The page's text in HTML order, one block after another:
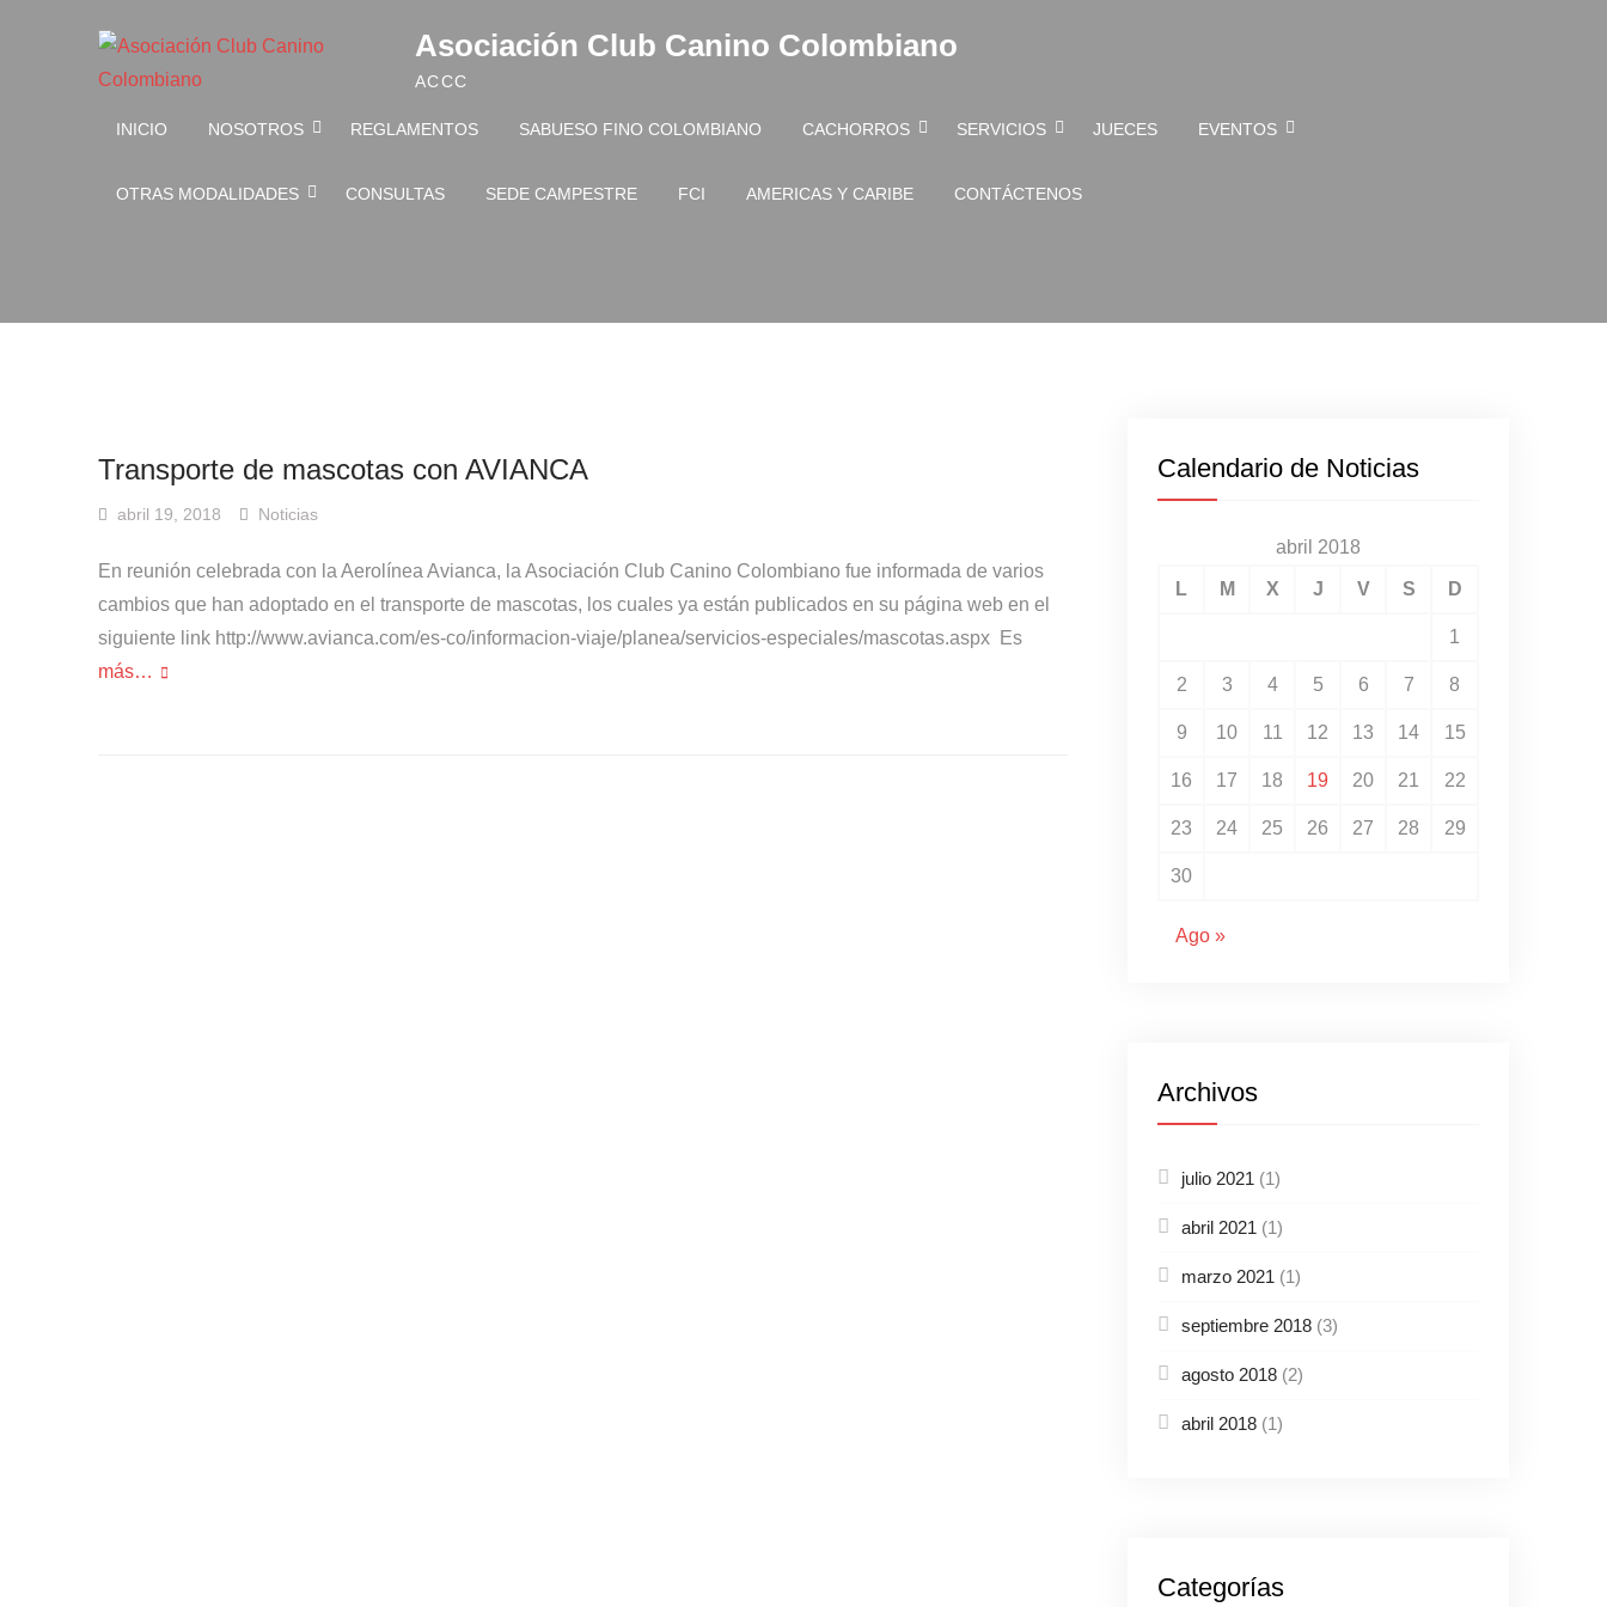
Asociación Club Canino Colombiano
ACCC
INICIO NOSOTROS REGLAMENTOS SABUESO FINO COLOMBIANO CACHORROS SERVICIOS JUECES EVENTOS
OTRAS MODALIDADES CONSULTAS SEDE CAMPESTRE FCI AMERICAS Y CARIBE CONTÁCTENOS
Transporte de mascotas con AVIANCA
abril 19, 2018 Noticias
En reunión celebrada con la Aerolínea Avianca, la Asociación Club Canino Colombiano fue informada de varios
cambios que han adoptado en el transporte de mascotas, los cuales ya están publicados en su página web en el
siguiente link http://www.avianca.com/es-co/informacion-viaje/planea/servicios-especiales/mascotas.aspx Es
más…
Calendario de Noticias
abril 2018
L M X J V S D
1
2 3 4 5 6 7 8
9 10 11 12 13 14 15
16 17 18 19 20 21 22
23 24 25 26 27 28 29
30
Ago »
Archivos
julio 2021 (1)
abril 2021 (1)
marzo 2021 (1)
septiembre 2018 (3)
agosto 2018 (2)
abril 2018 (1)
Categorías